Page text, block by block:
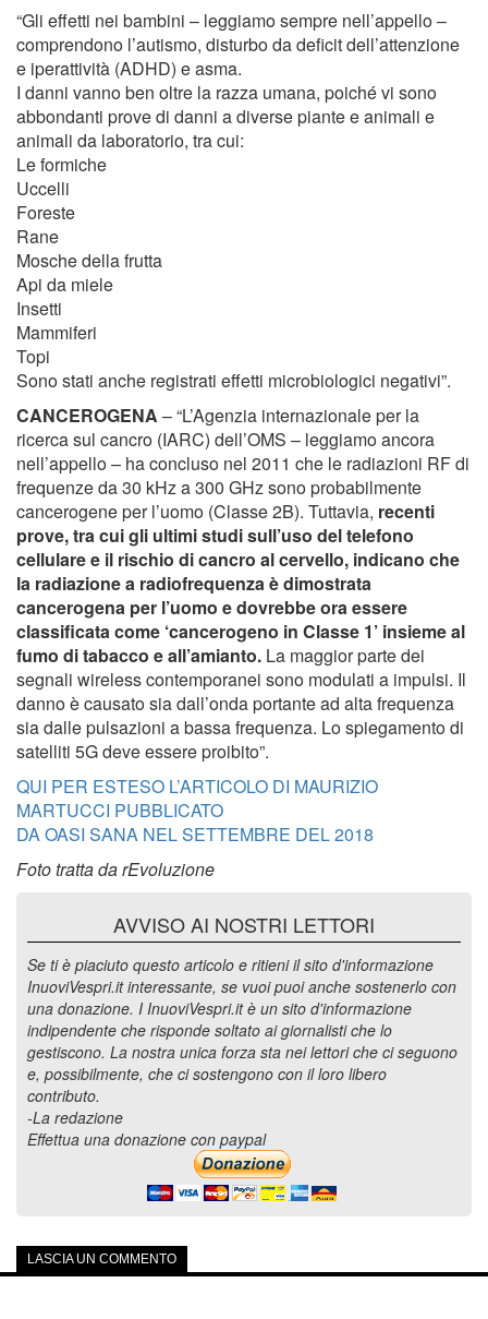
“Gli effetti nei bambini – leggiamo sempre nell’appello –
comprendono l’autismo, disturbo da deficit dell’attenzione
e iperattività (ADHD) e asma.
I danni vanno ben oltre la razza umana, poiché vi sono
abbondanti prove di danni a diverse piante e animali e
animali da laboratorio, tra cui:
Le formiche
Uccelli
Foreste
Rane
Mosche della frutta
Api da miele
Insetti
Mammiferi
Topi
Sono stati anche registrati effetti microbiologici negativi”.
CANCEROGENA – “L’Agenzia internazionale per la
ricerca sul cancro (IARC) dell’OMS – leggiamo ancora
nell’appello – ha concluso nel 2011 che le radiazioni RF di
frequenze da 30 kHz a 300 GHz sono probabilmente
cancerogene per l’uomo (Classe 2B). Tuttavia, recenti
prove, tra cui gli ultimi studi sull’uso del telefono
cellulare e il rischio di cancro al cervello, indicano che
la radiazione a radiofrequenza è dimostrata
cancerogena per l’uomo e dovrebbe ora essere
classificata come ‘cancerogeno in Classe 1’ insieme al
fumo di tabacco e all’amianto. La maggior parte dei
segnali wireless contemporanei sono modulati a impulsi. Il
danno è causato sia dall’onda portante ad alta frequenza
sia dalle pulsazioni a bassa frequenza. Lo spiegamento di
satelliti 5G deve essere proibito”.
QUI PER ESTESO L’ARTICOLO DI MAURIZIO
MARTUCCI PUBBLICATO
DA OASI SANA NEL SETTEMBRE DEL 2018
Foto tratta da rEvoluzione
AVVISO AI NOSTRI LETTORI
Se ti è piaciuto questo articolo e ritieni il sito d'informazione
InuoviVespri.it interessante, se vuoi puoi anche sostenerlo con
una donazione. I InuoviVespri.it è un sito d'informazione
indipendente che risponde soltato ai giornalisti che lo
gestiscono. La nostra unica forza sta nei lettori che ci seguono
e, possibilmente, che ci sostengono con il loro libero
contributo.
-La redazione
Effettua una donazione con paypal
LASCIA UN COMMENTO